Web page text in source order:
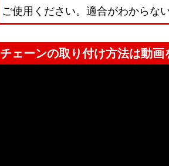
ご使用ください。適合がわからな
チェーンの取り付け方法は動画